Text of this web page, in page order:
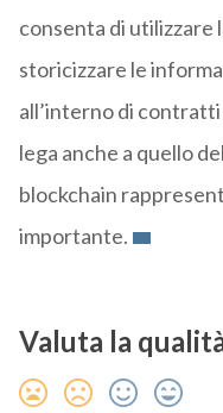
consenta di utilizzare
storicizzare le
all’interno di
lega anche a quello
blockchain
importante.
Valuta la